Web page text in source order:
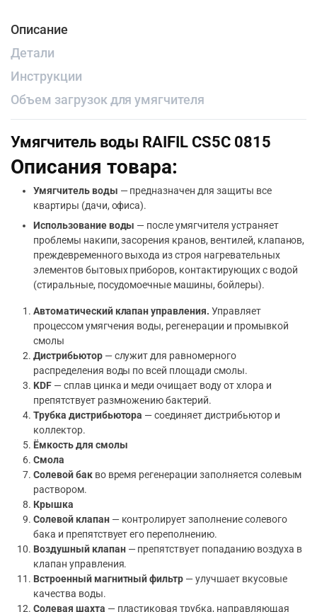
Описание
Детали
Инструкции
Объем загрузок для умягчителя
Умягчитель воды RAIFIL СS5C 0815
Описания товара:
Умягчитель воды — предназначен для защиты все
квартиры (дачи, офиса).
Использование воды — после умягчителя устраняет
проблемы накипи, засорения кранов, вентилей, клапанов,
преждевременного выхода из строя нагревательных
элементов бытовых приборов, контактирующих с водой
(стиральные, посудомоечные машины, бойлеры).
Автоматический клапан управления. Управляет
процессом умягчения воды, регенерации и промывкой
смолы
Дистрибьютор— служит для равномерного
распределения воды по всей площади смолы.
KDF— сплав цинка и меди очищает воду от хлора и
препятствует размножению бактерий.
Трубка дистрибьютора — соединяет дистрибьютор и
коллектор.
Ёмкость для смолы
Смола
Солевой бакво время регенерации заполняется солевым
раствором.
Крышка
Солевой клапан — контролирует заполнение солевого
бака и препятствует его переполнению.
Воздушный клапан— препятствует попаданию воздуха в
клапан управления.
Встроенный магнитный фильтр — улучшает вкусовые
качества воды.
Солевая шахта — пластиковая трубка, направляющая